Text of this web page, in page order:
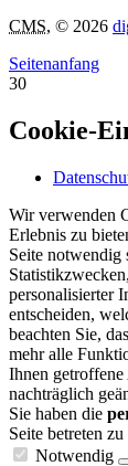
CMS, © 2026
Seitenanfang
30
Cookie-
Wir verwenden
Erlebnis zu
Seite notwendig
personalisierter
entscheiden,
beachten Sie,
mehr alle
Ihnen
nachträglich
Sie haben die
Seite betreten
Notwendig